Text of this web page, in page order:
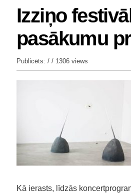
Izziņo
pasākumu
Publicēts: / / 1306 views
Kā ierasts, līdzās